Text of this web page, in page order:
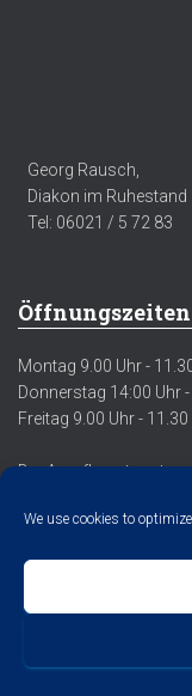
We use cookies to
Georg Rausch,
Diakon im Ruhestand
Tel: 06021 / 5 72 83
Montag 9.00 Uhr -
Donnerstag 14:00 Uhr
Freitag 9.00 Uhr - 11.30
Der Anrufbeantworter